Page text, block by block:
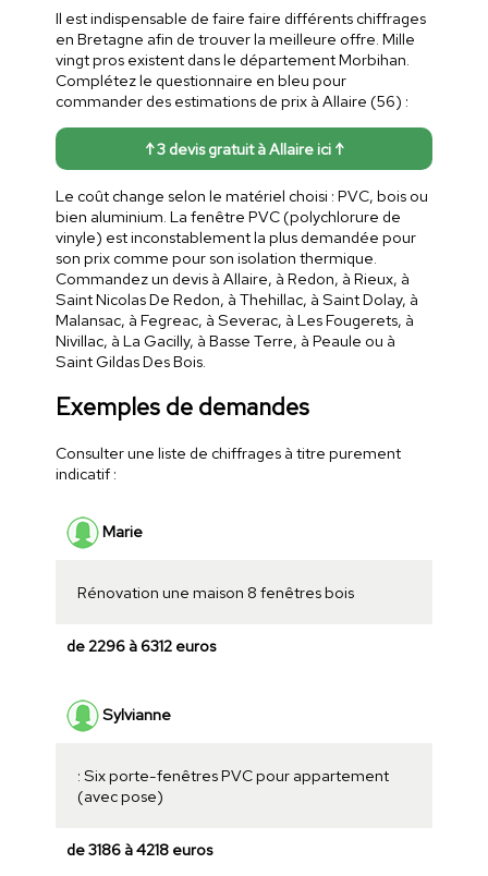
Il est indispensable de faire faire différents chiffrages
en Bretagne afin de trouver la meilleure offre. Mille
vingt pros existent dans le département Morbihan.
Complétez le questionnaire en bleu pour
commander des estimations de prix à Allaire (56) :
↑ 3 devis gratuit à Allaire ici ↑
Le coût change selon le matériel choisi : PVC, bois ou
bien aluminium. La fenêtre PVC (polychlorure de
vinyle) est inconstablement la plus demandée pour
son prix comme pour son isolation thermique.
Commandez un devis à Allaire, à Redon, à Rieux, à
Saint Nicolas De Redon, à Thehillac, à Saint Dolay, à
Malansac, à Fegreac, à Severac, à Les Fougerets, à
Nivillac, à La Gacilly, à Basse Terre, à Peaule ou à
Saint Gildas Des Bois.
Exemples de demandes
Consulter une liste de chiffrages à titre purement
indicatif :
Marie
Rénovation une maison 8 fenêtres bois
de 2296 à 6312 euros
Sylvianne
: Six porte-fenêtres PVC pour appartement
(avec pose)
de 3186 à 4218 euros